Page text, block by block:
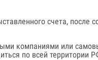
счета, после
компаниями или
по всей территории